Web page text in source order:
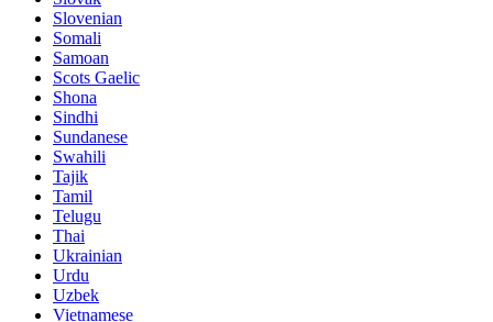
Slovenian
Somali
Samoan
Scots Gaelic
Shona
Sindhi
Sundanese
Swahili
Tajik
Tamil
Telugu
Thai
Ukrainian
Urdu
Uzbek
Vietnamese